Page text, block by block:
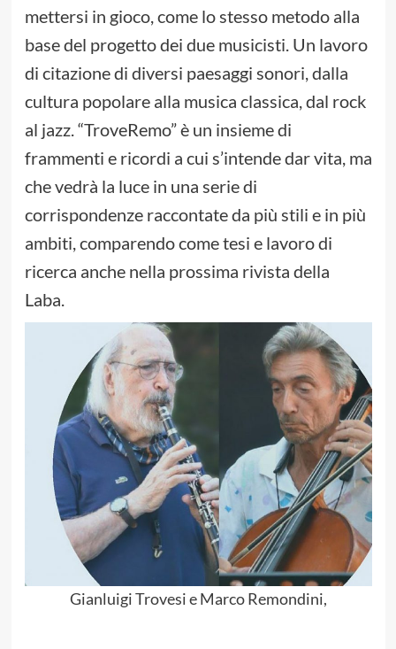
mettersi in gioco, come lo stesso metodo alla
base del progetto dei due musicisti. Un lavoro
di citazione di diversi paesaggi sonori, dalla
cultura popolare alla musica classica, dal rock
al jazz. “TroveRemo” è un insieme di
frammenti e ricordi a cui s’intende dar vita, ma
che vedrà la luce in una serie di
corrispondenze raccontate da più stili e in più
ambiti, comparendo come tesi e lavoro di
ricerca anche nella prossima rivista della
Laba.
Gianluigi Trovesi e Marco Remondini,